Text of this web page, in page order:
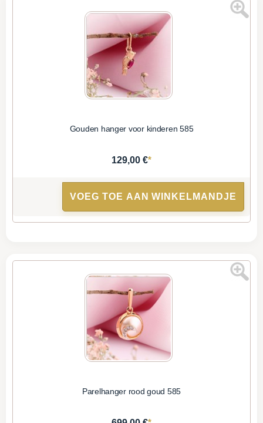
Gouden hanger voor kinderen 585
129,00 €*
VOEG TOE AAN WINKELMANDJE
Parelhanger rood goud 585